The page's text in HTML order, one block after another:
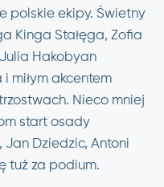
polskie ekipy. Świetny
Kinga Stałęga, Zofia
Hakobyan
i miłym akcentem
Nieco mniej
start osady
Jan Dziedzic, Antoni
tuż za podium.